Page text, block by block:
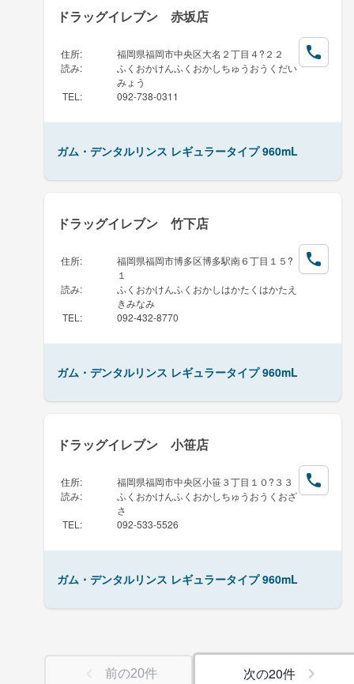
ドラッグイレブン 赤坂店
住所:
福岡県福岡市中央区大名２丁目４?２２
読み:
ふくおかけんふくおかしちゅうおうくだい
みょう
TEL : 092-738-0311
ガム・デンタルリンス レギュラータイプ 960mL
ドラッグイレブン 竹下店
住所:
福岡県福岡市博多区博多駅南６丁目１５?
１
読み:
ふくおかけんふくおかしはかたくはかたえ
きみなみ
TEL : 092-432-8770
ガム・デンタルリンス レギュラータイプ 960mL
ドラッグイレブン 小笹店
住所:
福岡県福岡市中央区小笹３丁目１０?３３
読み:
ふくおかけんふくおかしちゅうおうくおざ
さ
TEL : 092-533-5526
ガム・デンタルリンス レギュラータイプ 960mL
前の20件 次の20件